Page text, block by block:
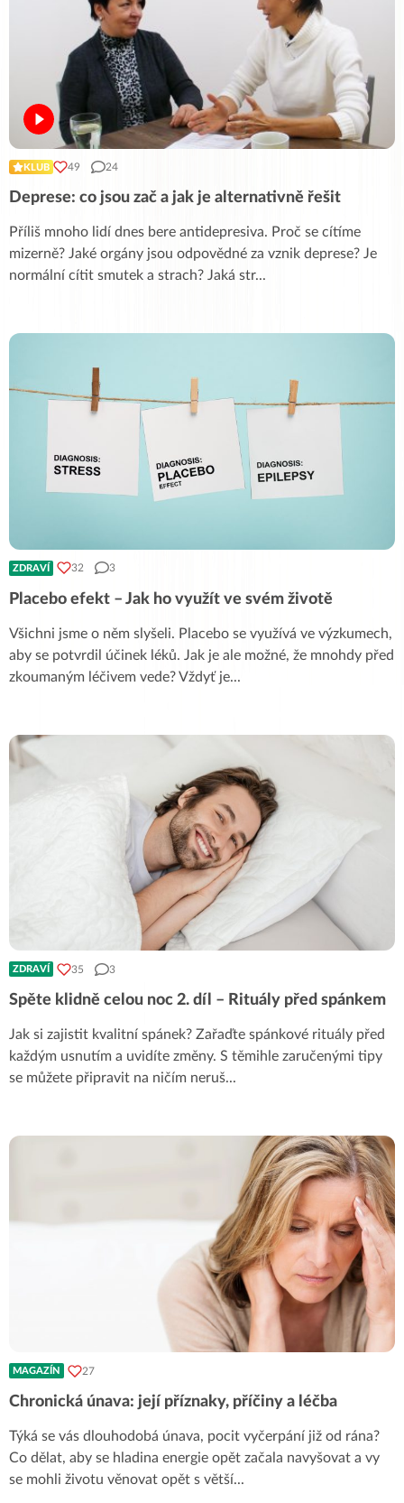
KLUB 49 24
Deprese: co jsou zač a jak je alternativně řešit
Příliš mnoho lidí dnes bere antidepresiva. Proč se cítíme
mizerně? Jaké orgány jsou odpovědné za vznik deprese? Je
normální cítit smutek a strach? Jaká str...
ZDRAVÍ 32 3
Placebo efekt – Jak ho využít ve svém životě
Všichni jsme o něm slyšeli. Placebo se využívá ve výzkumech,
aby se potvrdil účinek léků. Jak je ale možné, že mnohdy před
zkoumaným léčivem vede? Vždyť je...
ZDRAVÍ 35 3
Spěte klidně celou noc 2. díl – Rituály před spánkem
Jak si zajistit kvalitní spánek? Zařaďte spánkové rituály před
každým usnutím a uvidíte změny. S těmihle zaručenými tipy
se můžete připravit na ničím neruš...
MAGAZÍN 27
Chronická únava: její příznaky, příčiny a léčba
Týká se vás dlouhodobá únava, pocit vyčerpání již od rána?
Co dělat, aby se hladina energie opět začala navyšovat a vy
se mohli životu věnovat opět s větší...